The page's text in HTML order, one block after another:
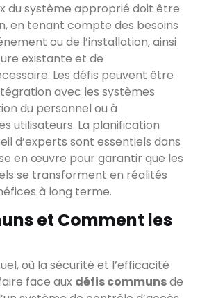
du système approprié doit être
en tenant compte des besoins
ou de l’installation, ainsi
existante et de
Les défis peuvent être
avec les systèmes
du personnel ou à
utilisateurs. La planification
d’experts sont essentiels dans
en œuvre pour garantir que les
se transforment en réalités
à long terme.
et Comment les
où la sécurité et l’efficacité
face aux défis communsde